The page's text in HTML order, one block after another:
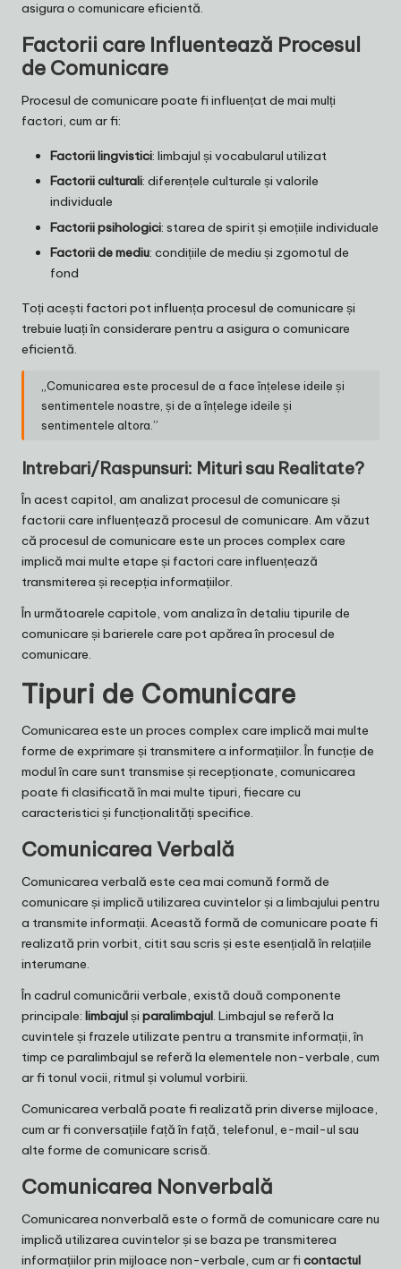
asigura o comunicare eficientă.
Factorii care Influentează Procesul
de Comunicare
Procesul de comunicare poate fi influențat de mai mulți
factori, cum ar fi:
Factorii lingvistici: limbajul și vocabularul utilizat
Factorii culturali: diferențele culturale și valorile
individuale
Factorii psihologici: starea de spirit și emoțiile individuale
Factorii de mediu: condițiile de mediu și zgomotul de
fond
Toți acești factori pot influența procesul de comunicare și
trebuie luați în considerare pentru a asigura o comunicare
eficientă.
„Comunicarea este procesul de a face înțelese ideile și
sentimentele noastre, și de a înțelege ideile și
sentimentele altora.”
Intrebari/Raspunsuri: Mituri sau Realitate?
În acest capitol, am analizat procesul de comunicare și
factorii care influențează procesul de comunicare. Am văzut
că procesul de comunicare este un proces complex care
implică mai multe etape și factori care influențează
transmiterea și recepția informațiilor.
În următoarele capitole, vom analiza în detaliu tipurile de
comunicare și barierele care pot apărea în procesul de
comunicare.
Tipuri de Comunicare
Comunicarea este un proces complex care implică mai multe
forme de exprimare și transmitere a informațiilor. În funcție de
modul în care sunt transmise și recepționate, comunicarea
poate fi clasificată în mai multe tipuri, fiecare cu
caracteristici și funcționalități specifice.
Comunicarea Verbală
Comunicarea verbală este cea mai comună formă de
comunicare și implică utilizarea cuvintelor și a limbajului pentru
a transmite informații. Această formă de comunicare poate fi
realizată prin vorbit, citit sau scris și este esențială în relațiile
interumane.
În cadrul comunicării verbale, există două componente
principale: limbajulși paralimbajul. Limbajul se referă la
cuvintele și frazele utilizate pentru a transmite informații, în
timp ce paralimbajul se referă la elementele non-verbale, cum
ar fi tonul vocii, ritmul și volumul vorbirii.
Comunicarea verbală poate fi realizată prin diverse mijloace,
cum ar fi conversațiile față în față, telefonul, e-mail-ul sau
alte forme de comunicare scrisă.
Comunicarea Nonverbală
Comunicarea nonverbală este o formă de comunicare care nu
implică utilizarea cuvintelor și se baza pe transmiterea
informațiilor prin mijloace non-verbale, cum ar fi contactul